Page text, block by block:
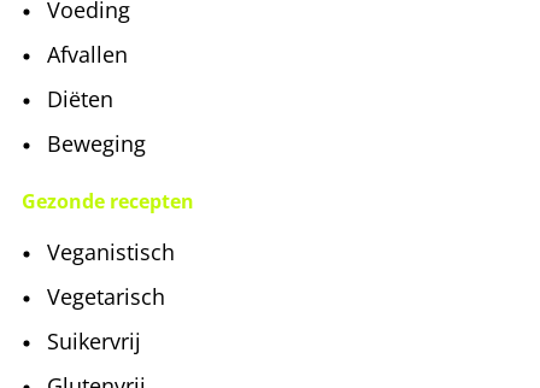
Voeding
Afvallen
Diëten
Beweging
Gezonde recepten
Veganistisch
Vegetarisch
Suikervrij